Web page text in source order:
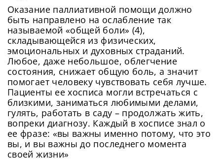
Оказание паллиативной помощи должно
быть направлено на ослабление так
называемой «общей боли» (4),
складывающейся из физических,
эмоциональных и духовных страданий.
Любое, даже небольшое, облегчение
состояния, снижает общую боль, а значит
помогает человеку чувствовать себя лучше.
Пациенты ее хосписа могли встречаться с
близкими, заниматься любимыми делами,
гулять, работать в саду – продолжать жить,
вопреки диагнозу. Каждый в хосписе знал о
ее фразе: «вы важны именно потому, что это
вы, и вы важны до последнего момента
своей жизни»